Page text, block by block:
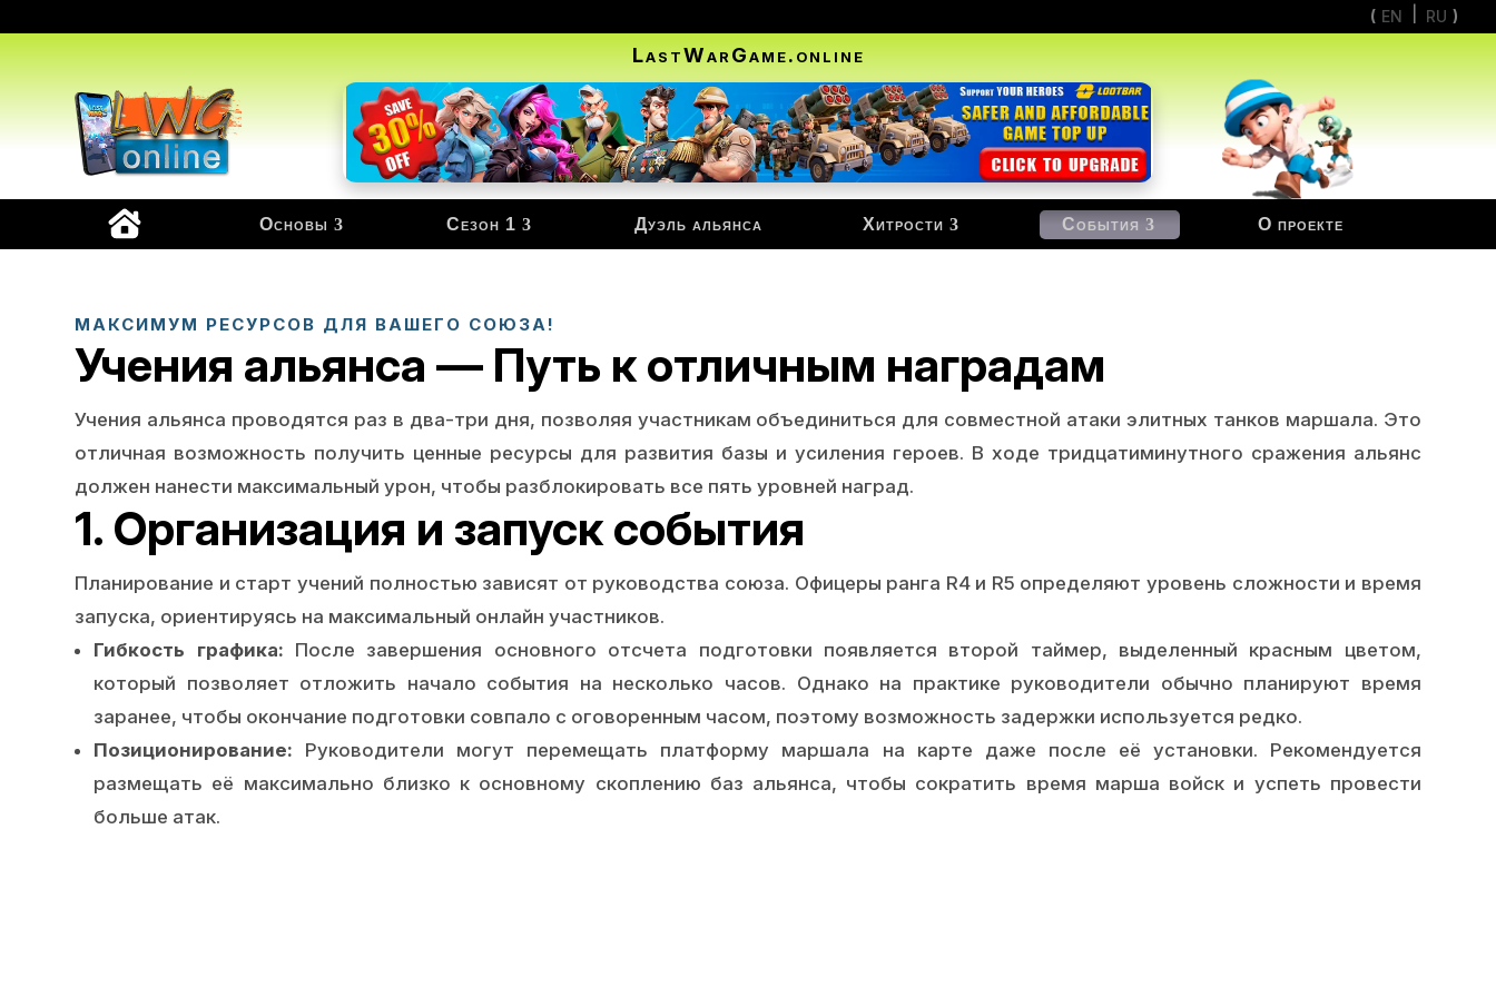
EN RU
LastWarGame.online
Основы Сезон 1 Дуэль альянса Хитрости События О проекте
МАКСИМУМ РЕСУРСОВ ДЛЯ ВАШЕГО СОЮЗА!
Учения альянса — Путь к отличным наградам
Учения альянса проводятся раз в два-три дня, позволяя участникам объединиться для совместной атаки элитных танков маршала. Это
отличная возможность получить ценные ресурсы для развития базы и усиления героев. В ходе тридцатиминутного сражения альянс
должен нанести максимальный урон, чтобы разблокировать все пять уровней наград.
1. Организация и запуск события
Планирование и старт учений полностью зависят от руководства союза. Офицеры ранга R4 и R5 определяют уровень сложности и время
запуска, ориентируясь на максимальный онлайн участников.
Гибкость графика: После завершения основного отсчета подготовки появляется второй таймер, выделенный красным цветом,
который позволяет отложить начало события на несколько часов. Однако на практике руководители обычно планируют время
заранее, чтобы окончание подготовки совпало с оговоренным часом, поэтому возможность задержки используется редко.
Позиционирование: Руководители могут перемещать платформу маршала на карте даже после её установки. Рекомендуется
размещать её максимально близко к основному скоплению баз альянса, чтобы сократить время марша войск и успеть провести
больше атак.